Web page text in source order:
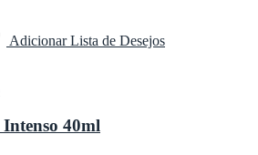
Adicionar Lista de Desejos
40ml